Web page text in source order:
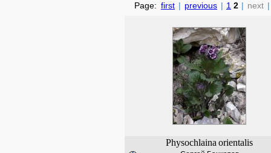
Page: first | previous | 1 2 | next |
Physochlaina orientalis